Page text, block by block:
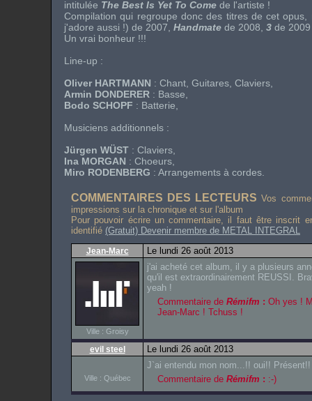
intitulée The Best Is Yet To Come de l'artiste !
Compilation qui regroupe donc des titres de cet
j'adore aussi !) de 2007, Handmate de 2008, 3 de
Un vrai bonheur !!!
Line-up :
Oliver HARTMANN : Chant, Guitares, Claviers,
Armin DONDERER : Basse,
Bodo SCHOPF : Batterie,
Musiciens additionnels :
Jürgen WÜST : Claviers,
Ina MORGAN : Choeurs,
Miro RODENBERG : Arrangements à cordes.
COMMENTAIRES DES LECTEURS Vos
impressions sur la chronique et sur l'album
Pour pouvoir écrire un commentaire, il faut être inscrit
identifié (Gratuit) Devenir membre de METAL INTEGRAL
Jean-Marc Le lundi 26 août 2013
Ville : Groisy
j'ai acheté cet album, il y a plusieurs
qu'il est extraordinairement REUSSI.
yeah !
Commentaire de Rémifm : Oh yes !
Jean-Marc ! Tchuss !
evil steel Le lundi 26 août 2013
Ville : Québec
J`ai entendu mon nom...!! oui!!
Commentaire de Rémifm : :-)